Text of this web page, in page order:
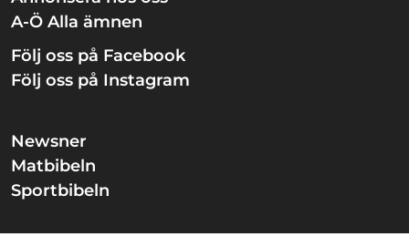
A-Ö Alla ämnen
Följ oss på Facebook
Följ oss på Instagram
Newsner
Matbibeln
Sportbibeln